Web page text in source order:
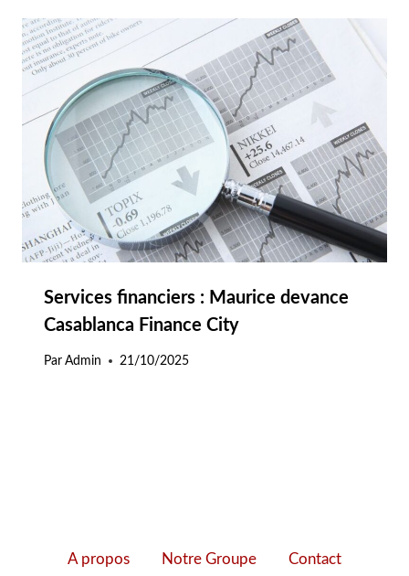
Services financiers : Maurice devance
Casablanca Finance City
Par Admin 21/10/2025
A propos Notre Groupe Contact